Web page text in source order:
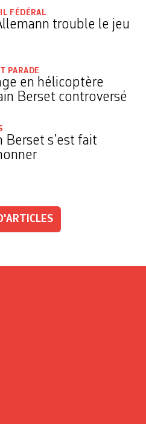
FÉDÉRAL
trouble le jeu
PARADE
en hélicoptère
Berset controversé
Berset s’est fait